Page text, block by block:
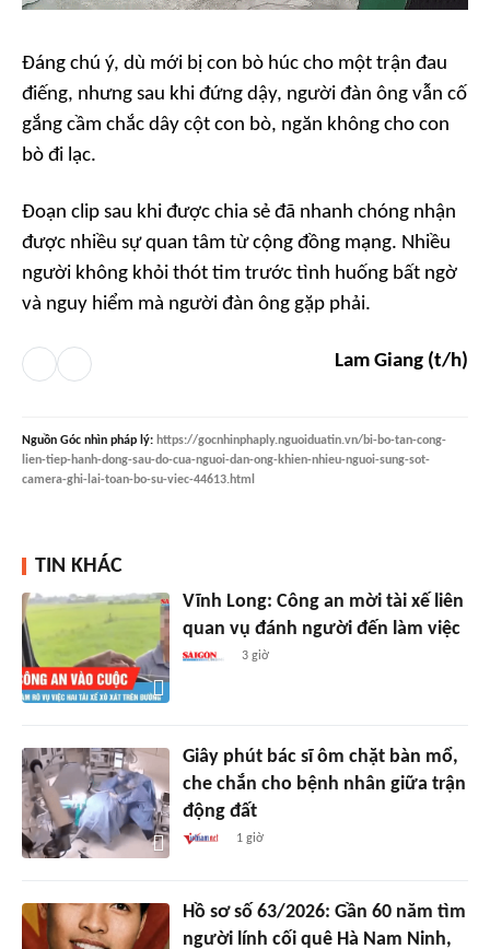
Đáng chú ý, dù mới bị con bò húc cho một trận đau
điếng, nhưng sau khi đứng dậy, người đàn ông vẫn cố
gắng cầm chắc dây cột con bò, ngăn không cho con
bò đi lạc.
Đoạn clip sau khi được chia sẻ đã nhanh chóng nhận
được nhiều sự quan tâm từ cộng đồng mạng. Nhiều
người không khỏi thót tim trước tình huống bất ngờ
và nguy hiểm mà người đàn ông gặp phải.
Lam Giang (t/h)
Nguồn Góc nhìn pháp lý: https://gocnhinphaply.nguoiduatin.vn/bi-bo-tan-cong-
lien-tiep-hanh-dong-sau-do-cua-nguoi-dan-ong-khien-nhieu-nguoi-sung-sot-
camera-ghi-lai-toan-bo-su-viec-44613.html
TIN KHÁC
Vĩnh Long: Công an mời tài xế liên
quan vụ đánh người đến làm việc
3 giờ
Giây phút bác sĩ ôm chặt bàn mổ,
che chắn cho bệnh nhân giữa trận
động đất
1 giờ
Hồ sơ số 63/2026: Gần 60 năm tìm
người lính cối quê Hà Nam Ninh,